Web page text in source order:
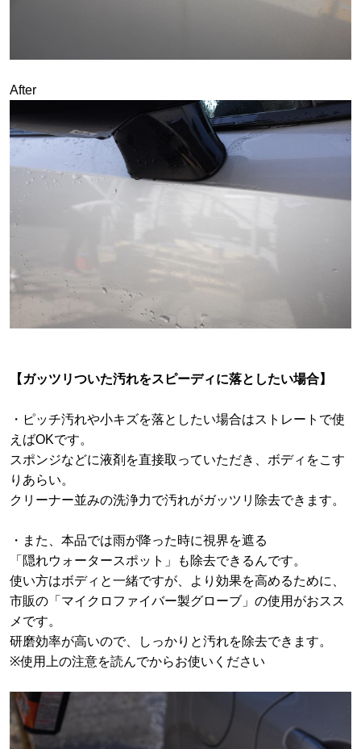
After
【ガッツリついた汚れをスピーディに落としたい場合】
・ピッチ汚れや小キズを落としたい場合はストレートで使
えばOKです。
スポンジなどに液剤を直接取っていただき、ボディをこす
りあらい。
クリーナー並みの洗浄力で汚れがガッツリ除去できます。
・また、本品では雨が降った時に視界を遮る
「隠れウォータースポット」も除去できるんです。
使い方はボディと一緒ですが、より効果を高めるために、
市販の「マイクロファイバー製グローブ」の使用がおスス
メです。
研磨効率が高いので、しっかりと汚れを除去できます。
※使用上の注意を読んでからお使いください